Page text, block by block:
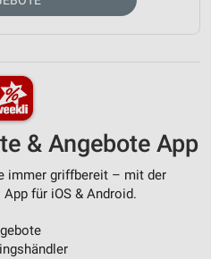
& Angebote App
immer griffbereit – mit der
für iOS & Android.